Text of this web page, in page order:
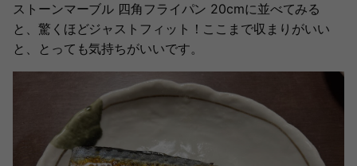
ストーンマーブル 四角フライパン 20cmに並べてみる
と、驚くほどジャストフィット！ここまで収まりがいい
と、とっても気持ちがいいです。